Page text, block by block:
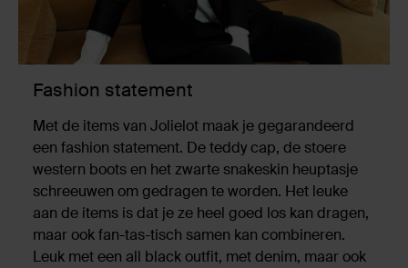
Fashion statement
Met de items van Jolielot maak je gegarandeerd
een fashion statement. De teddy cap, de stoere
western boots en het zwarte snakeskin heuptasje
schreeuwen om gedragen te worden. Het leuke
aan de items is dat je ze heel goed los kan dragen,
maar ook fan-tas-tisch samen kan combineren.
Leuk met een all black outfit, met denim, maar ook